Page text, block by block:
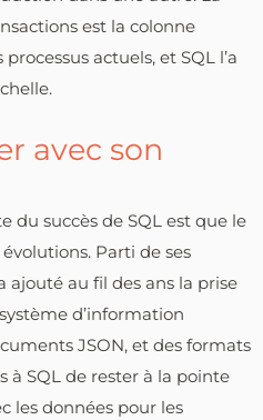
est la colonne
actuels, et SQL l’a
avec son
du succès de SQL est que le
Parti de ses
ajouté au fil des ans la prise
d’information
JSON, et des formats
à SQL de rester à la pointe
les données pour les